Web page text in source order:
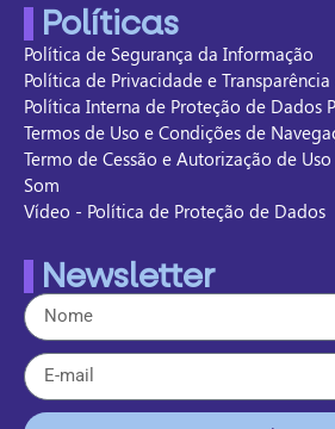
Políticas
Política de Segurança da Informação
Política de Privacidade e
Política Interna de Proteção de Dados
Termos de Uso e Condições de
Termo de Cessão e Autorização de
Som
Vídeo - Política de Proteção de Dados
Newsletter